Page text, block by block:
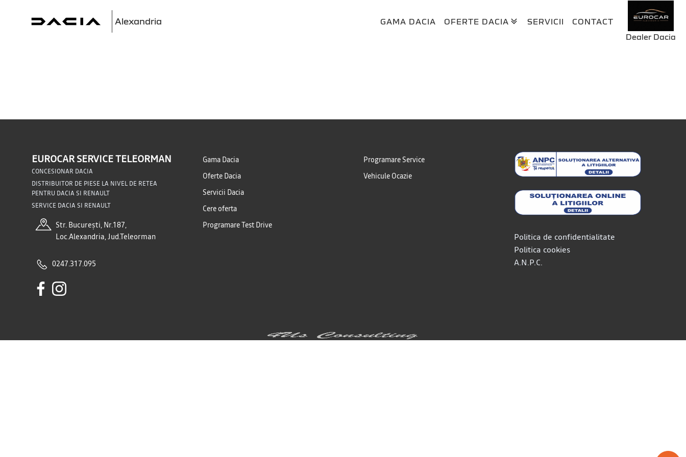
Alexandria GAMA DACIA OFERTE DACIA SERVICII
CONTACT
Dealer Dacia
EUROCAR SERVICE TELEORMAN
CONCESIONAR DACIA
DISTRIBUITOR DE PIESE LA NIVEL DE RETEA
PENTRU DACIA SI RENAULT
SERVICE DACIA SI RENAULT
Str. București, Nr.187,
Loc.Alexandria, Jud.Teleorman
0247.317.095
Gama Dacia
Oferte Dacia
Servicii Dacia
Cere oferta
Programare Test Drive
Programare Service
Vehicule Ocazie
Politica de confidentialitate
Politica cookies
A.N.P.C.